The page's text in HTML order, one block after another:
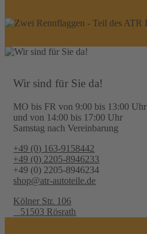
Wir sind für Sie da!
MO bis FR von 9:00 bis 13:00 Uhr
und von 14:00 bis 17:00 Uhr
Samstag nach Vereinbarung
+49 (0) 163-9158442
+49 (0) 2205-8946233
+49 (0) 2205-8946234
shop@atr-autoteile.de
Kölner Str. 106
51503 Rösrath